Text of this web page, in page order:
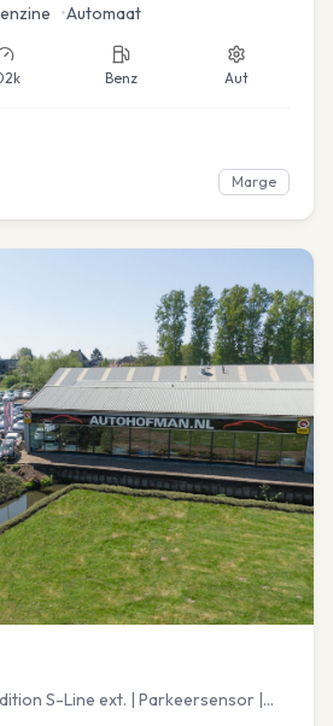
•Automaat
Benz Aut
Marge
S-Line ext. | Parkeersensor |